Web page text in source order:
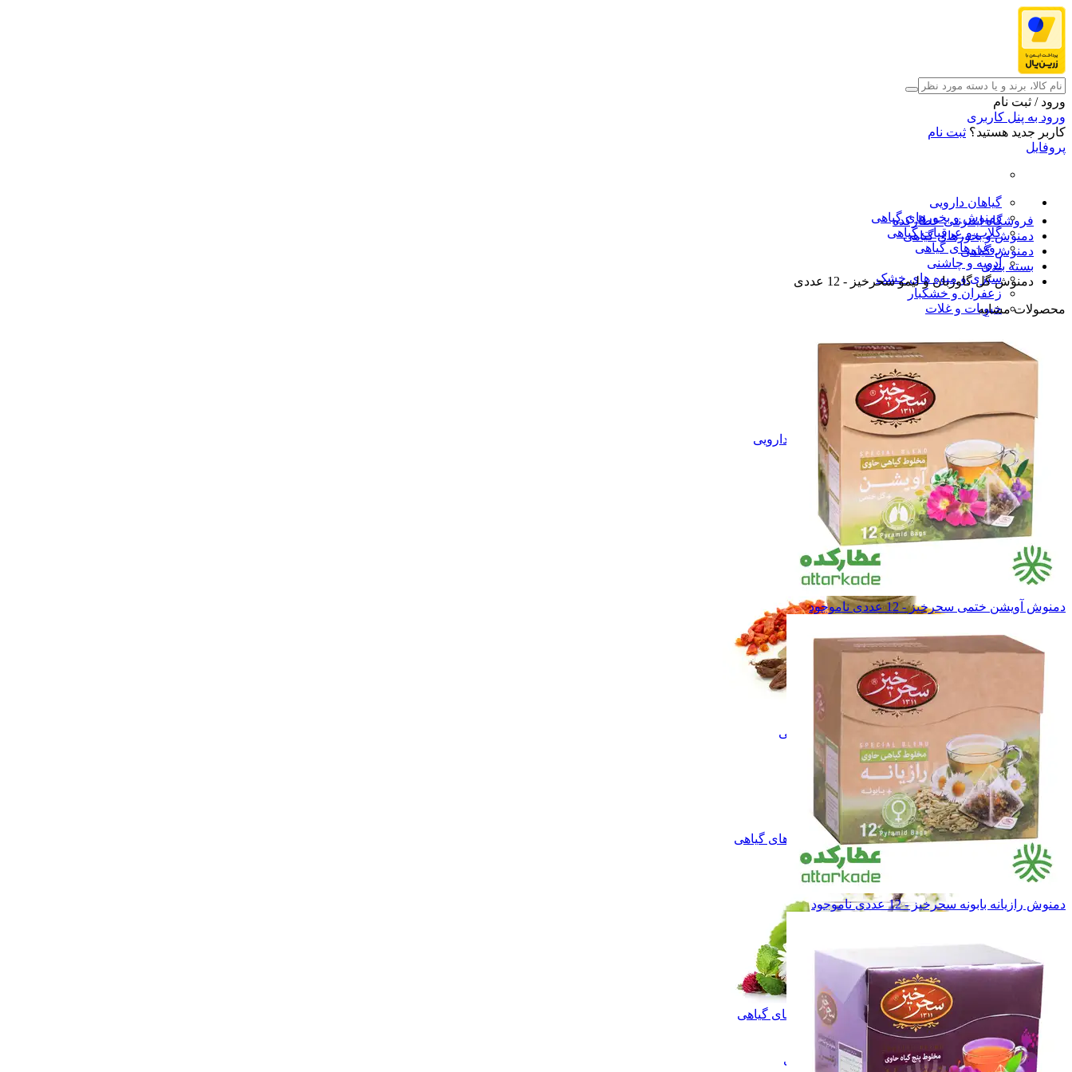
ورود / ثبت نام
ورود به پنل کاربری
کاربر جدید هستید؟ ثبت نام
پروفایل
گیاهان دارویی
دمنوش و بخورهای گیاهی
گلاب و عرقیات گیاهی
روغن های گیاهی
ادویه و چاشنی
سبزی و میوه های خشک
زعفران و خشکبار
حبوبات و غلات
محصولات آرایشی و بهداشتی
شگفت انگیزها
گل های دارویی گل های دارویی
برگ های دارویی برگ های دارویی
دانه و بذرهای دارویی دانه و بذرهای دارویی
ریشه های دارویی ریشه های دارویی
صمغ های دارویی صمغ های دارویی
میوه های دارویی میوه های دارویی
همه دسته بندی های گیاهان دارویی
گیاهان دارویی
گیاهان دارویی
چای و قهوه گیاهی
چای و قهوه گیاهی
فلــه ای فلــه ای
بسته بندی بسته بندی
دمنوش گیاهی دمنوش گیاهی
فلــه ای فلــه ای
بسته بندی بسته بندی
بخور گیاهی بخور گیاهی
همه دسته بندی های دمنوش و بخورهای گیاهی
دمنوش و بخورهای گیاهی
دمنوش و بخورهای گیاهی
گلاب گلاب
عرقیات گیاهی
عرقیات گیاهی
شربت های گیاهی
شربت های گیاهی
فروشگاه اینترنتی عطارکده
دمنوش و بخورهای گیاهی
دمنوش گیاهی
بسته بندی
دمنوش گل گاوزبان و لیمو سحرخیز - 12 عددی
محصولات مشابه
دمنوش آویشن ختمی سحرخیز - 12 عددی ناموجود
دمنوش رازیانه بابونه سحرخیز - 12 عددی ناموجود